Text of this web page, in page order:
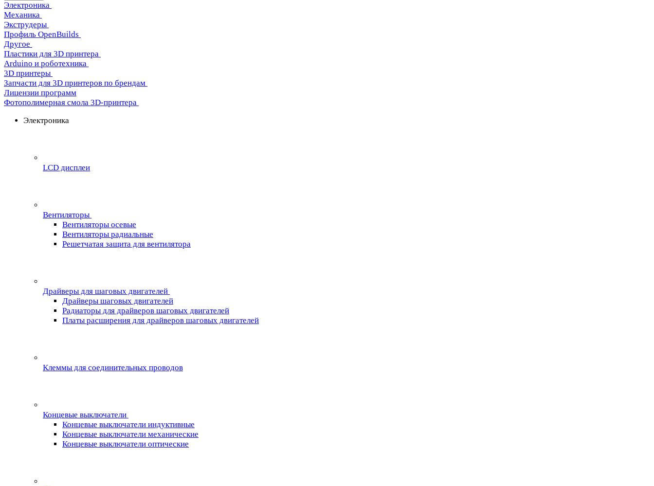
Электроника
Механика
Экструдеры
Профиль OpenBuilds
Другое
Пластики для 3D принтера
Arduino и роботехника
3D принтеры
Запчасти для 3D принтеров по брендам
Лицензии программ
Фотополимерная смола 3D-принтера
Электроника
LCD дисплеи
Вентиляторы
Вентиляторы осевые
Вентиляторы радиальные
Решетчатая защита для вентилятора
Драйверы для шаговых двигателей
Драйверы шаговых двигателей
Радиаторы для драйверов шаговых двигателей
Платы расширения для драйверов шаговых двигателей
Клеммы для соединительных проводов
Концевые выключатели
Концевые выключатели индуктивные
Концевые выключатели механические
Концевые выключатели оптические